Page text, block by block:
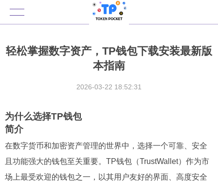
轻松掌握数字资产，TP钱包下载安装最新版
本指南
2026-03-22 18:52:31
为什么选择TP钱包
简介
在数字货币和加密资产管理的世界中，选择一个可靠、安全
且功能强大的钱包至关重要。TP钱包（TrustWallet）作为市
场上最受欢迎的钱包之一，以其用户友好的界面、高度安全